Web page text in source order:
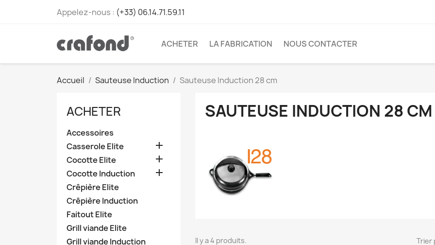
Appelez-nous : (+33) 06.14.71.59.11
ACHETER LA FABRICATION NOUS CONTACTER
Accueil Sauteuse Induction Sauteuse Induction 28 cm
ACHETER
Accessoires
Casserole Elite

Cocotte Elite 
Cocotte Induction 
Crêpière Elite
Crêpière Induction
Faitout Elite
Grill viande Elite
Grill viande Induction
SAUTEUSE INDUCTION 28 CM
Il y a 4 produits. Trier